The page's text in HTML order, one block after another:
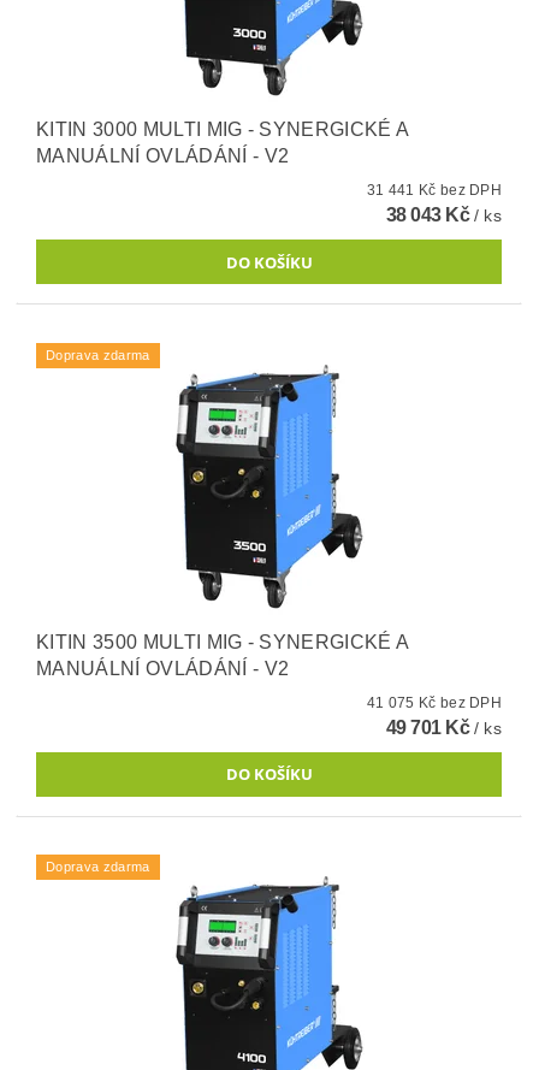
KITIN 3000 MULTI MIG - SYNERGICKÉ A
MANUÁLNÍ OVLÁDÁNÍ - V2
31 441 Kč bez DPH
38 043 Kč/ ks
Doprava zdarma
KITIN 3500 MULTI MIG - SYNERGICKÉ A
MANUÁLNÍ OVLÁDÁNÍ - V2
41 075 Kč bez DPH
49 701 Kč/ ks
Doprava zdarma